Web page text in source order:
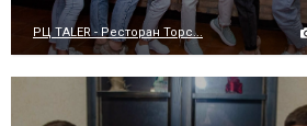
РЦ TALER - Ресторан Торс...